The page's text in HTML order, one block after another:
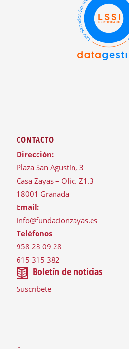
CONTACTO
Dirección:
Plaza San Agustín, 3
Casa Zayas – Ofic. Z1.3
18001 Granada
Email:
info@fundacionzayas.es
Teléfonos
958 28 09 28
615 315 382
Boletín de noticias
Suscríbete